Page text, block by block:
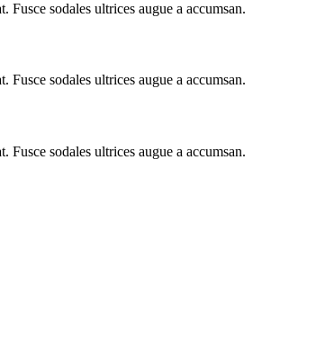
Fusce sodales ultrices augue a accumsan.
Fusce sodales ultrices augue a accumsan.
Fusce sodales ultrices augue a accumsan.